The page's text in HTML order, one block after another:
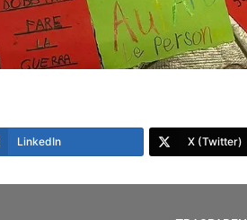
LinkedIn X (Twitter)